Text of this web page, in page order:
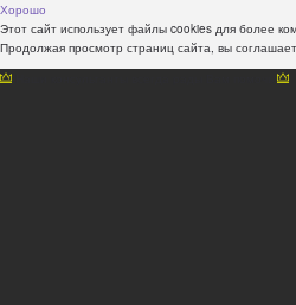
Хорошо
Этот сайт использует файлы cookies для более
Продолжая просмотр страниц сайта, вы